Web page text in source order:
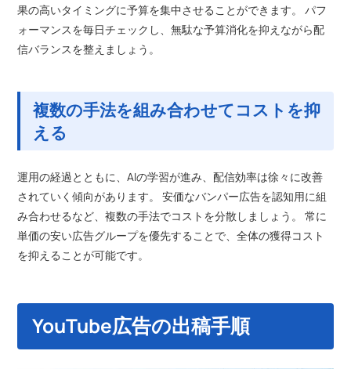
果の高いタイミングに予算を集中させることができます。 パフ
ォーマンスを毎日チェックし、無駄な予算消化を抑えながら配
信バランスを整えましょう。
複数の手法を組み合わせてコストを抑
える
運用の経過とともに、AIの学習が進み、配信効率は徐々に改善
されていく傾向があります。 安価なバンパー広告を認知用に組
み合わせるなど、複数の手法でコストを分散しましょう。 常に
単価の安い広告グループを優先することで、全体の獲得コスト
を抑えることが可能です。
YouTube広告の出稿手順